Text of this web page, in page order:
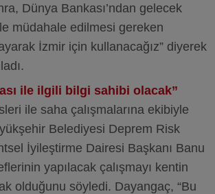
Dünya Bankası’ndan gelecek
müdahale edilmesi gereken
İzmir için kullanacağız” diyerek
ile ilgili bilgi sahibi olacak”
ile saha çalışmalarına ekibiyle
Belediyesi Deprem Risk
İyileştirme Dairesi Başkanı Banu
yapılacak çalışmayı kentin
olduğunu söyledi. Dayangaç, “Bu